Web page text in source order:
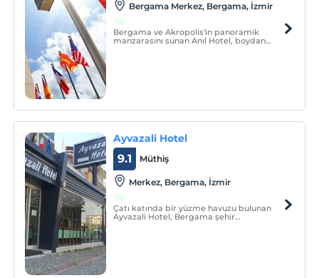
Bergama Merkez, Bergama, İzmir
Bergama ve Akropolis'in panoramik
manzarasını sunan Anıl Hotel, boydan
Ayvazali Hotel
Müthiş
9.1
Merkez, Bergama, İzmir
Çatı katında bir yüzme havuzu bulunan
Ayvazali Hotel, Bergama şehir